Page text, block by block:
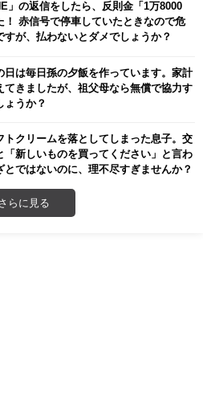
」の返信をしたら、反則金「1万8000
！ 赤信号で停車していたときなので危
すが、払わないとダメでしょうか？
日は毎日孫の夕飯を作っています。家計
てきましたが、祖父母なら無償で協力す
ょうか？
トクリームを落としてしまった息子。交
「新しいものを買ってください」と言わ
とではないのに、理不尽すぎませんか？
さらに見る